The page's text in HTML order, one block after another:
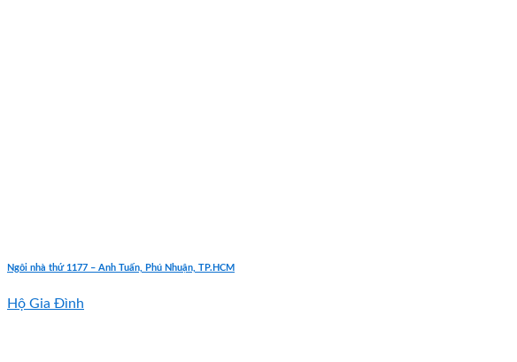
Ngôi nhà thứ 1177 – Anh Tuấn, Phú Nhuận, TP.HCM
Hộ Gia Đình